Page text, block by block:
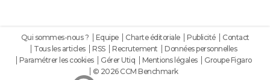
Qui sommes-nous ? Equipe Charte éditoriale Publicité
Contact
Tous les articles
RSS Recrutement
Données personnelles
Paramétrer les cookies
Gérer Utiq Mentions légales
Groupe Figaro
© 2026 CCM Benchmark